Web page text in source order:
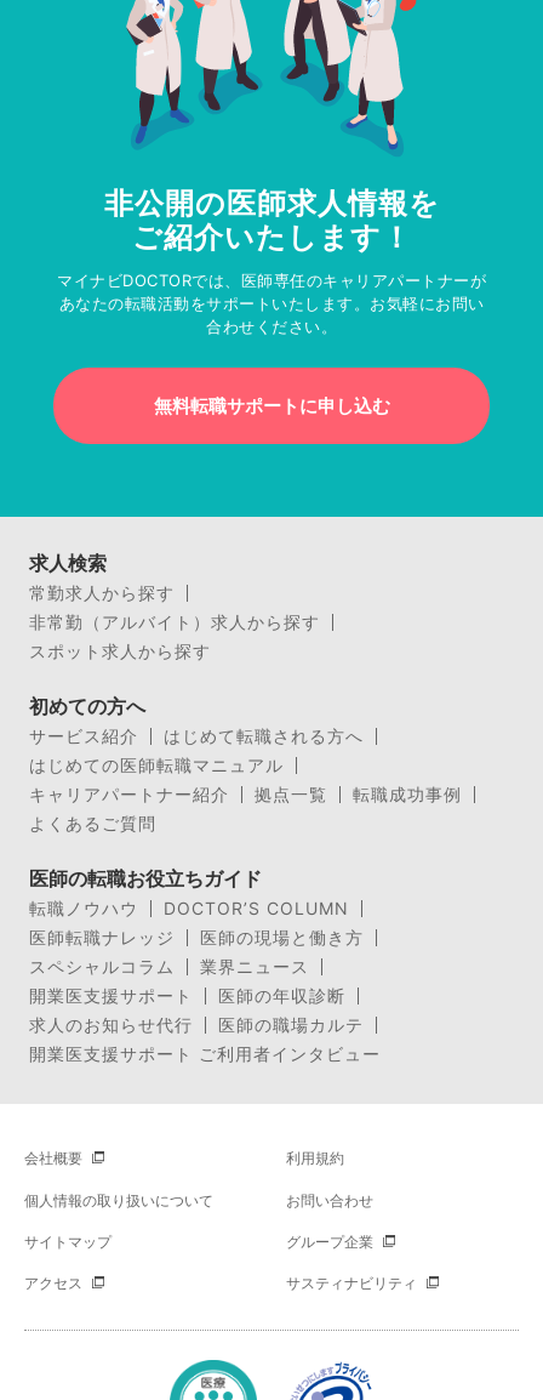
非公開の医師求人情報を
ご紹介いたします！
マイナビDOCTORでは、医師専任のキャリアパートナーが
あなたの転職活動をサポートいたします。お気軽にお問い
合わせください。
無料転職サポートに申し込む
求人検索
常勤求人から探す
非常勤（アルバイト）求人から探す
スポット求人から探す
初めての方へ
サービス紹介
はじめて転職される方へ
はじめての医師転職マニュアル
キャリアパートナー紹介
拠点一覧
転職成功事例
よくあるご質問
医師の転職お役立ちガイド
転職ノウハウ
DOCTOR’S COLUMN
医師転職ナレッジ
医師の現場と働き方
スペシャルコラム
業界ニュース
開業医支援サポート
医師の年収診断
求人のお知らせ代行
医師の職場カルテ
開業医支援サポート ご利用者インタビュー
会社概要 利用規約
個人情報の取り扱いについて お問い合わせ
サイトマップ グループ企業
アクセス サスティナビリティ